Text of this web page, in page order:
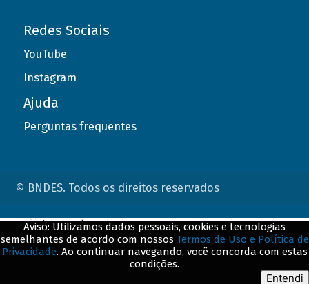
Redes Sociais
YouTube
Instagram
Ajuda
Perguntas frequentes
© BNDES. Todos os direitos reservados
Aviso: Utilizamos dados pessoais, cookies e tecnologias
semelhantes de acordo com nossos Termos de Uso e Política de
Privacidade. Ao continuar navegando, você concorda com estas
condições.
Entendi
ConteÃºdo complementar
${title}${badge}